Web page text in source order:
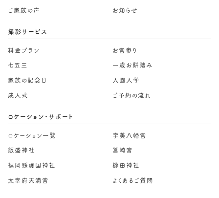
ご家族の声 お知らせ
撮影サービス
料金プラン お宮参り
七五三 一歳お餅踏み
家族の記念日 入園入学
成人式 ご予約の流れ
ロケーション・サポート
ロケーション一覧 宇美八幡宮
飯盛神社 筥崎宮
福岡縣護国神社 櫛田神社
太宰府天満宮 よくあるご質問